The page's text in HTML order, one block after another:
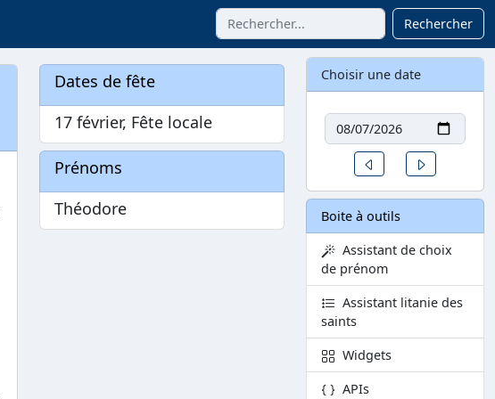
Rechercher
Dates de fête
17 février, Fête locale
Prénoms
Théodore
Choisir une date
Date
Un jour avant
Boite à outils
Assistant de choix
de prénom
Assistant litanie des
saints
Widgets
APIs